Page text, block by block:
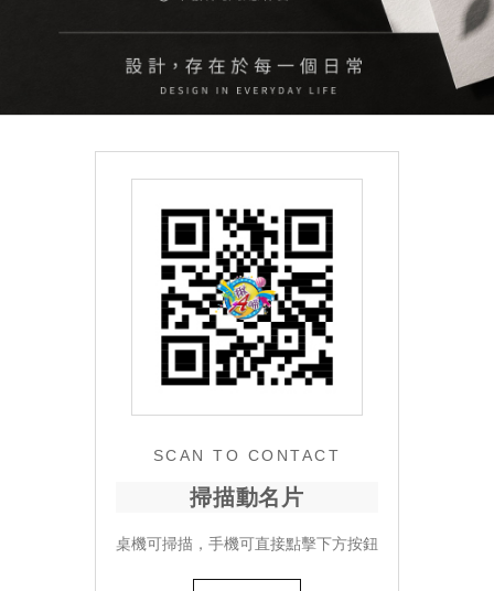
SCAN TO CONTACT
掃描動名片
桌機可掃描，手機可直接點擊下方按鈕